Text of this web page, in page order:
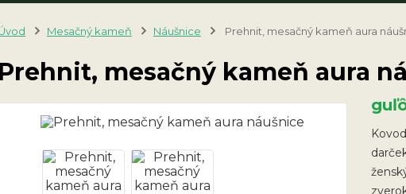
Mesačný kameň Náušnice Prehnit, mesačný kameň aura
Prehnit, mesačný kameň aura